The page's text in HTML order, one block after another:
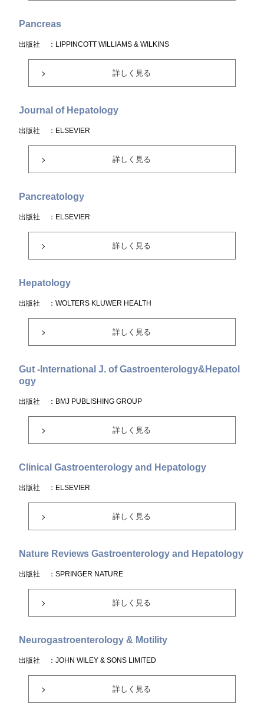
Pancreas
出版社 ：LIPPINCOTT WILLIAMS & WILKINS
詳しく見る
Journal of Hepatology
出版社 ：ELSEVIER
詳しく見る
Pancreatology
出版社 ：ELSEVIER
詳しく見る
Hepatology
出版社 ：WOLTERS KLUWER HEALTH
詳しく見る
Gut -International J. of Gastroenterology&Hepatol
ogy
出版社 ：BMJ PUBLISHING GROUP
詳しく見る
Clinical Gastroenterology and Hepatology
出版社 ：ELSEVIER
詳しく見る
Nature Reviews Gastroenterology and Hepatology
出版社 ：SPRINGER NATURE
詳しく見る
Neurogastroenterology & Motility
出版社 ：JOHN WILEY & SONS LIMITED
詳しく見る